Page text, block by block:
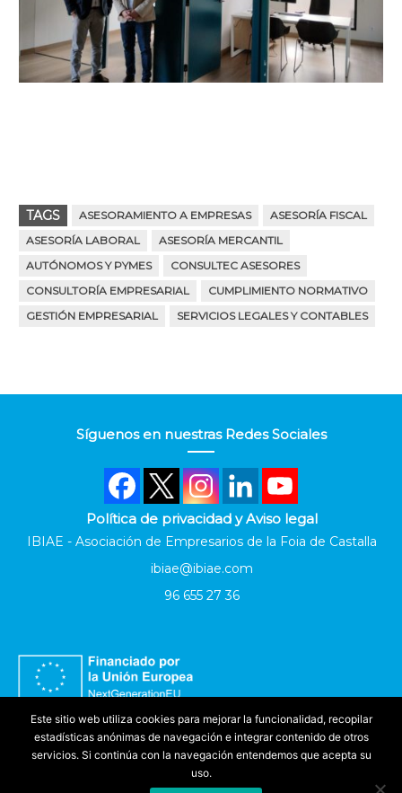
TAGS ASESORAMIENTO A EMPRESAS
ASESORÍA FISCAL
ASESORÍA LABORAL
ASESORÍA MERCANTIL
AUTÓNOMOS Y PYMES
CONSULTEC ASESORES
CONSULTORÍA EMPRESARIAL
CUMPLIMIENTO NORMATIVO
GESTIÓN EMPRESARIAL
SERVICIOS LEGALES Y CONTABLES
Síguenos en nuestras Redes Sociales
Política de privacidad y Aviso legal
IBIAE - Asociación de Empresarios de la Foia de Castalla
ibiae@ibiae.com
96 655 27 36
Este sitio web utiliza cookies para mejorar la funcionalidad, recopilar
estadísticas anónimas de navegación e integrar contenido de otros
servicios. Si continúa con la navegación entendemos que acepta su
uso.